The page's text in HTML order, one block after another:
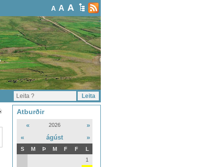
A A A
Atburðir
« 2026
»
«
ágúst »
S M Þ M F F
L
1